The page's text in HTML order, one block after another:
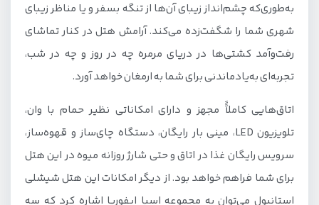
به‌طوری‌که چشم‌انداز زیبای آن‌ها از تنگه بسفر و یا مناظر زیبای
شهری شما را شگفت‌زده می‌کند. آرامش هتل در کنار تماشای
رفت‌وآمد کشتی‌ها در دریای مرمره چه در روز و چه در شب،
تجربه‌ای به‌یادماندنی برای شما به ارمغان خواهد آورد.
اتاق‌هایی کاملاًً مجهز و دارای امکاناتی نظیر حمام با وان،
تلویزیون LED، مینی بار رایگان، دستگاه چای‌ساز و قهوه‌ساز،
سرویس رایگان غذا در اتاق و حتی شارژ روزانه میوه در این هتل
برای شما فراهم خواهد بود. از دیگر امکانات این هتل شیشلی
استانبول می‌توان به مجموعه اسپا ایفوریا اشاره کرد که سه